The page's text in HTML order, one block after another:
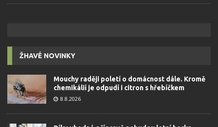
ŽHAVÉ NOVINKY
Mouchy raději poletí o domácnost dále. Kromě
chemikálií je odpudí i citron s hřebíčkem
8.8.2026